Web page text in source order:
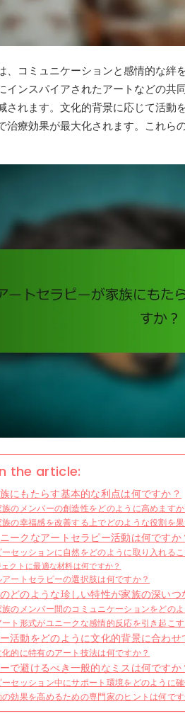
、コミュニケーションと感情的な絆
インスパイアされたアートなどの共
されます。文化的背景に応じて活動
治療効果が最大化されます。これ
the article:
にもたらす基本的な利点は何ですか？
のメンバーの創造性をどのように高めますか
の幸福感を改善する上でどのような役割を
ークなアートセラピー活動は何ですか
セッションに自然をどのように取り入れる
クトに最適な材料は何ですか？
ートセラピーの選択肢は何ですか？
どのような珍しい特性が家族の深いつ
のメンバー間のコミュニケーションをどの
ト形式がユニークな感情的反応を引き起こ
活動をどのように文化的背景に合わせ
的に特有のアート技法は何ですか？
で避けるべき一般的なミスは何ですか
セッション中にサポート環境をどのように
効果を高めるための専門家のヒントは何です